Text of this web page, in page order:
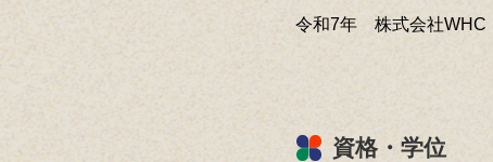
令和7年 株式会社WHC
資格・学位